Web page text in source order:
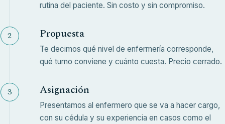
rutina del paciente. Sin costo y sin compromiso.
Propuesta
Te decimos qué nivel de enfermería corresponde,
qué turno conviene y cuánto cuesta. Precio cerrado.
Asignación
Presentamos al enfermero que se va a hacer cargo,
con su cédula y su experiencia en casos como el